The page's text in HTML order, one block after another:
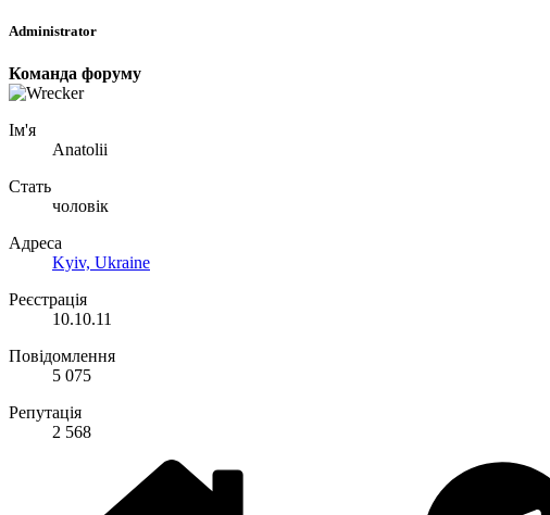
Administrator
Команда форуму
Ім'я
Anatolii
Стать
чоловік
Адреса
Kyiv, Ukraine
Реєстрація
10.10.11
Повідомлення
5 075
Репутація
2 568